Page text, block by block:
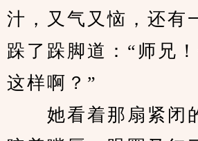
汁，又气又恼，还有
跺了跺脚道：“师兄
这样啊？”
她看着那扇紧闭的